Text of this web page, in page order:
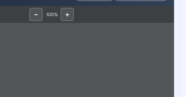
− 100% +